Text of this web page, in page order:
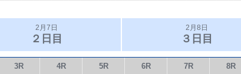
2月7日
２日目
2月8日
３日目
3R 4R 5R 6R 7R 8R